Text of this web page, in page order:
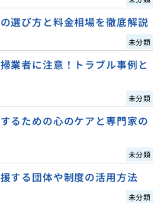
選び方と料金相場を徹底解説
未分類
業者に注意！トラブル事例と
未分類
るための心のケアと専門家の
未分類
する団体や制度の活用方法
未分類